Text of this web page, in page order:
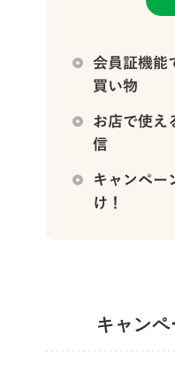
キャン